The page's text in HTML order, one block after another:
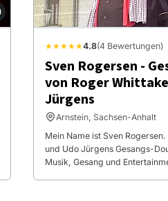
★★★★★4.8(4 Bewertungen)
Sven Rogersen -
von Roger
Jürgens
Arnstein, Sachsen-Anhalt
Mein Name ist Sven
und Udo Jürgens Gesangs-
Musik, Gesang und